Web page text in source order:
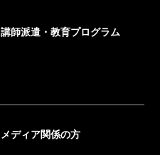
講師派遣・教育プログラム
メディア関係の方